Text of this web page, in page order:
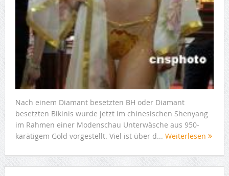
Nach einem Diamant besetzten BH oder Diamant
besetzten Bikinis wurde jetzt im chinesischen Shenyang
im Rahmen einer Modenschau Unterwäsche aus 950-
karätigem Gold vorgestellt. Viel ist über d... Weiterlesen